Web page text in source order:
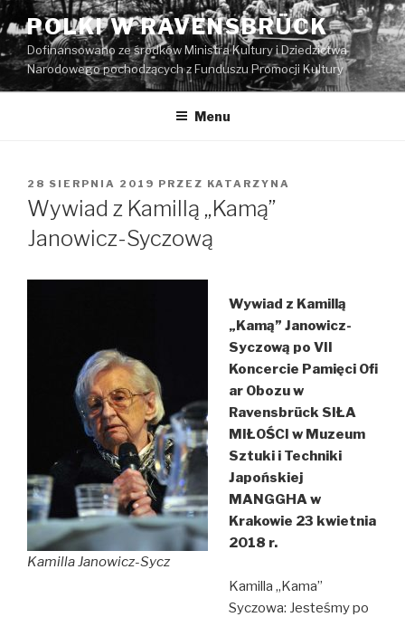
Przeskocz
do
treści
POLKI W RAVENSBRÜCK
Dofinansowano ze środków Ministra Kultury i Dziedzictwa
Narodowego pochodzących z Funduszu Promocji Kultury
Menu
OPUBLIKOWANE
W
28 SIERPNIA 2019 PRZEZ KATARZYNA
Wywiad z Kamillą „Kamą”
Janowicz-Syczową
Kamilla Janowicz-Sycz
Wywiad z Kamillą
„Kamą” Janowicz-
Syczową po VII
Koncercie Pamięci Ofi
ar Obozu w
Ravensbrück SIŁA
MIŁOŚCI w Muzeum
Sztuki i Techniki
Japońskiej
MANGGHAw
Krakowie 23 kwietnia
2018 r.
Kamilla „Kama”
Syczowa: Jesteśmy po